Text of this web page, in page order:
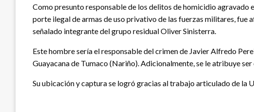
Como presunto responsable de los delitos de homicidio
porte ilegal de armas de uso privativo de las fuerzas militares, fue
señalado integrante del grupo residual Oliver Sinisterra.
Este hombre sería el responsable del crimen de Javier Alfredo
Guayacana de Tumaco (Nariño). Adicionalmente, se le atribuye
Su ubicación y captura se logró gracias al trabajo articulado de la